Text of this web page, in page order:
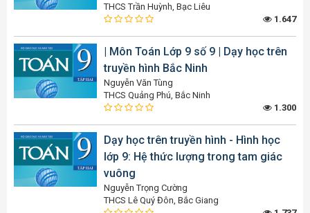
THCS Trần Huỳnh, Bạc Liêu
1.647
| Môn Toán Lớp 9 số 9 | Dạy học trên
truyền hình Bắc Ninh
Nguyễn Văn Tùng
THCS Quảng Phú, Bắc Ninh
1.300
Dạy học trên truyền hình - Hình học
lớp 9: Hệ thức lượng trong tam giác
vuông
Nguyễn Trọng Cường
THCS Lê Quý Đôn, Bắc Giang